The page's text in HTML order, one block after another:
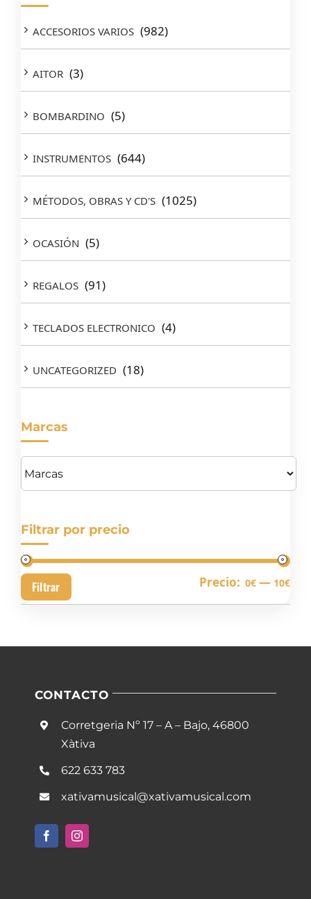
ACCESORIOS VARIOS (982)
AITOR (3)
BOMBARDINO (5)
INSTRUMENTOS (644)
MÉTODOS, OBRAS Y CD'S (1025)
OCASIÓN (5)
REGALOS (91)
TECLADOS ELECTRONICO (4)
UNCATEGORIZED (18)
Marcas
Filtrar por precio
Filtrar Precio: 0€ — 10€
CONTACTO
Corretgeria Nº 17 – A – Bajo, 46800
Xàtiva
622 633 783
xativamusical@xativamusical.com